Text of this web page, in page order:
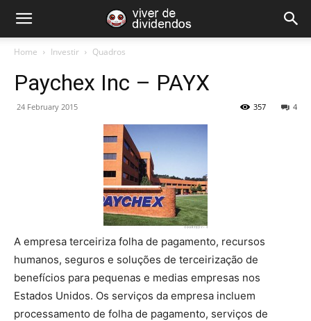
Home Investir Quadros
Paychex Inc – PAYX
24 February 2015 4
357
A empresa terceiriza folha de pagamento, recursos
humanos, seguros e soluções de terceirização de
benefícios para pequenas e medias empresas nos
Estados Unidos. Os serviços da empresa incluem
processamento de folha de pagamento, serviços de